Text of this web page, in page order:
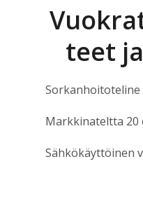
teet
Sor­kan­hoi­to­te­li­ne
Mark­ki­na­telt­ta
Säh­kö­käyt­töi­nen